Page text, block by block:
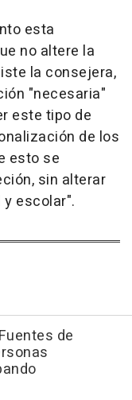
esta
no altere la
la consejera,
"necesaria"
este tipo de
de los
esto se
sin alterar
escolar".
de